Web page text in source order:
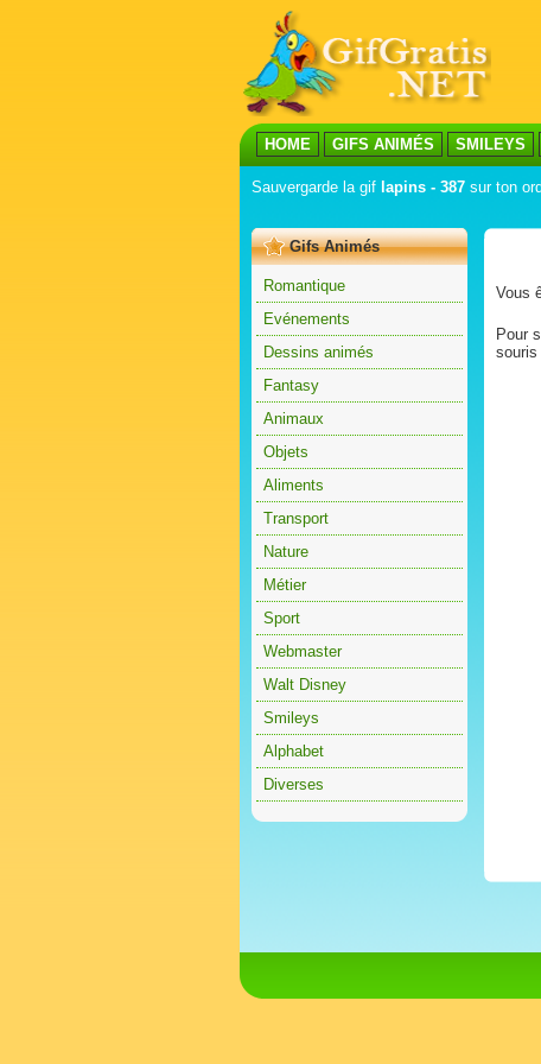
HOME GIFS ANIMÉS SMILEYS
Sauvergarde la gif lapins - 387 sur ton
Gifs Animés
Romantique
Evénements
Dessins animés
Fantasy
Animaux
Objets
Aliments
Transport
Nature
Métier
Sport
Webmaster
Walt Disney
Smileys
Alphabet
Diverses
Vous
Pour
souris